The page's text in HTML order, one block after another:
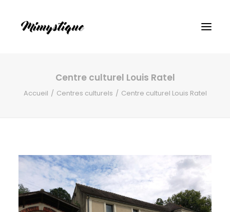
Centre culturel Louis Ratel
Accueil Centres culturels Centre culturel Louis Ratel